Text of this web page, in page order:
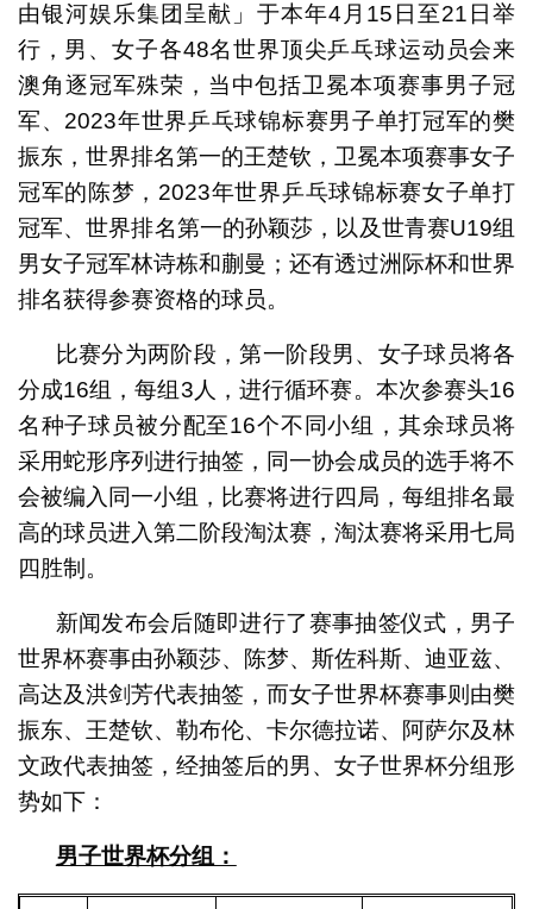
由银河娱乐集团呈献」于本年4月15日至21日举
行，男、女子各48名世界顶尖乒乓球运动员会来
澳角逐冠军殊荣，当中包括卫冕本项赛事男子冠
军、2023年世界乒乓球锦标赛男子单打冠军的樊
振东，世界排名第一的王楚钦，卫冕本项赛事女子
冠军的陈梦，2023年世界乒乓球锦标赛女子单打
冠军、世界排名第一的孙颖莎，以及世青赛U19组
男女子冠军林诗栋和蒯曼；还有透过洲际杯和世界
排名获得参赛资格的球员。
比赛分为两阶段，第一阶段男、女子球员将各
分成16组，每组3人，进行循环赛。本次参赛头16
名种子球员被分配至16个不同小组，其余球员将
采用蛇形序列进行抽签，同一协会成员的选手将不
会被编入同一小组，比赛将进行四局，每组排名最
高的球员进入第二阶段淘汰赛，淘汰赛将采用七局
四胜制。
新闻发布会后随即进行了赛事抽签仪式，男子
世界杯赛事由孙颖莎、陈梦、斯佐科斯、迪亚兹、
高达及洪剑芳代表抽签，而女子世界杯赛事则由樊
振东、王楚钦、勒布伦、卡尔德拉诺、阿萨尔及林
文政代表抽签，经抽签后的男、女子世界杯分组形
势如下：
男子世界杯分组：